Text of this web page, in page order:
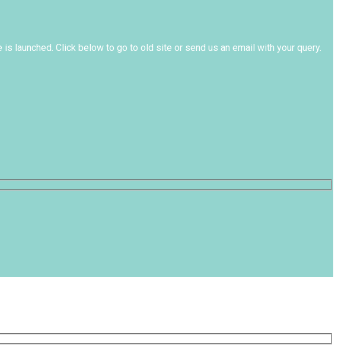
launched. Click below to go to old site or send us an email with your query.